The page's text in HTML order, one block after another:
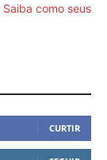
Saiba como seus
CURTIR